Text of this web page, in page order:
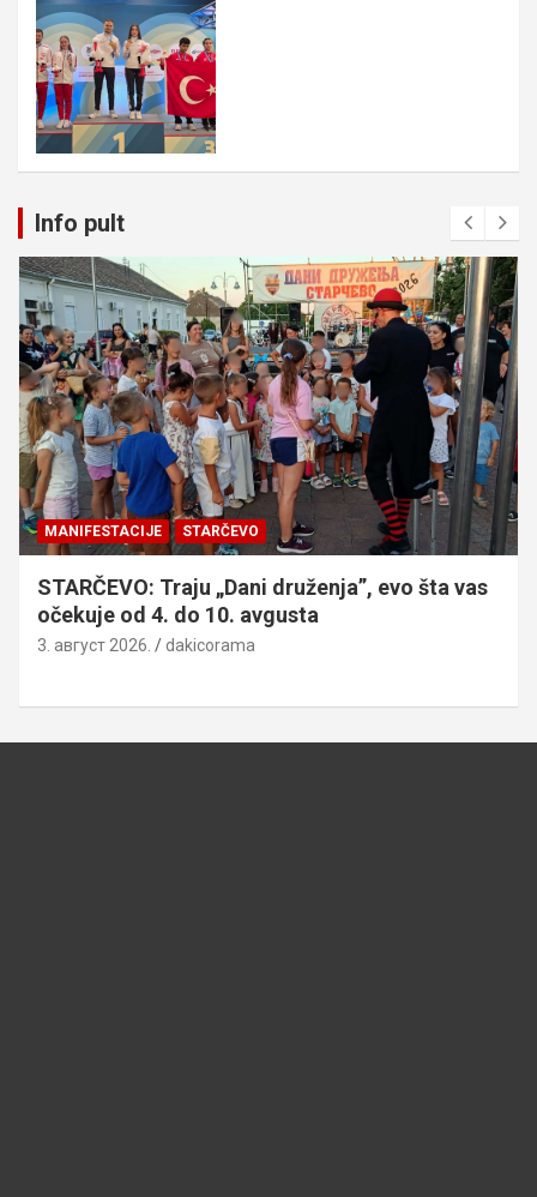
Info pult
MANIFESTACIJE STARČEVO
STARČEVO: Traju „Dani druženja”, evo šta vas
očekuje od 4. do 10. avgusta
3. август 2026. dakicorama